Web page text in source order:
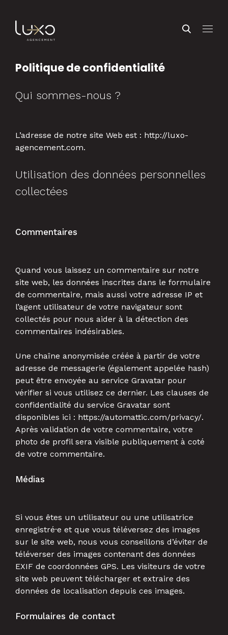
Politique de confidentialité
Qui sommes-nous ?
L’adresse de notre site Web est : http://luxo-
agencement.com.
Utilisation des données personnelles
collectées
Commentaires
Quand vous laissez un commentaire sur notre
site web, les données inscrites dans le formulaire
de commentaire, mais aussi votre adresse IP et
l’agent utilisateur de votre navigateur sont
collectés pour nous aider à la détection des
commentaires indésirables.
Une chaîne anonymisée créée à partir de votre
adresse de messagerie (également appelée hash)
peut être envoyée au service Gravatar pour
vérifier si vous utilisez ce dernier. Les clauses de
confidentialité du service Gravatar sont
disponibles ici : https://automattic.com/privacy/.
Après validation de votre commentaire, votre
photo de profil sera visible publiquement à coté
de votre commentaire.
Médias
Si vous êtes un utilisateur ou une utilisatrice
enregistré·e et que vous téléversez des images
sur le site web, nous vous conseillons d’éviter de
téléverser des images contenant des données
EXIF de coordonnées GPS. Les visiteurs de votre
site web peuvent télécharger et extraire des
données de localisation depuis ces images.
Formulaires de contact